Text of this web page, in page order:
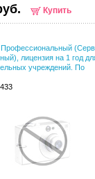
Купить
лицензия на 1 год
учреждений. По